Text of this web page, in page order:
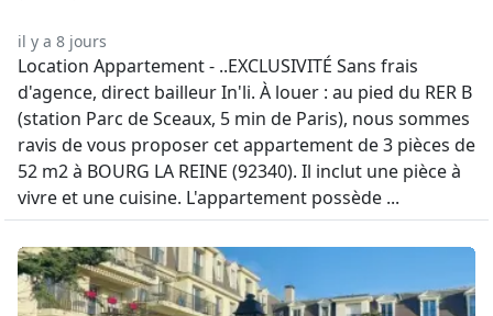
il y a 8 jours
Location Appartement - ..EXCLUSIVITÉ Sans frais
d'agence, direct bailleur In'li. À louer : au pied du RER B
(station Parc de Sceaux, 5 min de Paris), nous sommes
ravis de vous proposer cet appartement de 3 pièces de
52 m2 à BOURG LA REINE (92340). Il inclut une pièce à
vivre et une cuisine. L'appartement possède ...